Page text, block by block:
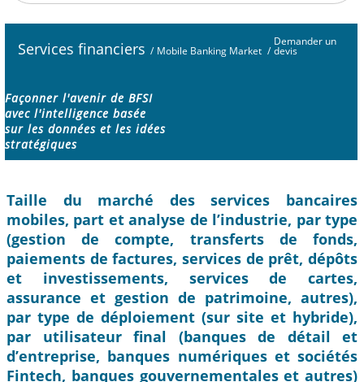
Services financiers / Mobile Banking Market /
Demander un
devis
Façonner l'avenir de BFSI
avec l'intelligence basée
sur les données et les idées
stratégiques
Taille du marché des services bancaires
mobiles, part et analyse de l’industrie, par type
(gestion de compte, transferts de fonds,
paiements de factures, services de prêt, dépôts
et investissements, services de cartes,
assurance et gestion de patrimoine, autres),
par type de déploiement (sur site et hybride),
par utilisateur final (banques de détail et
d’entreprise, banques numériques et sociétés
Fintech, banques gouvernementales et autres)